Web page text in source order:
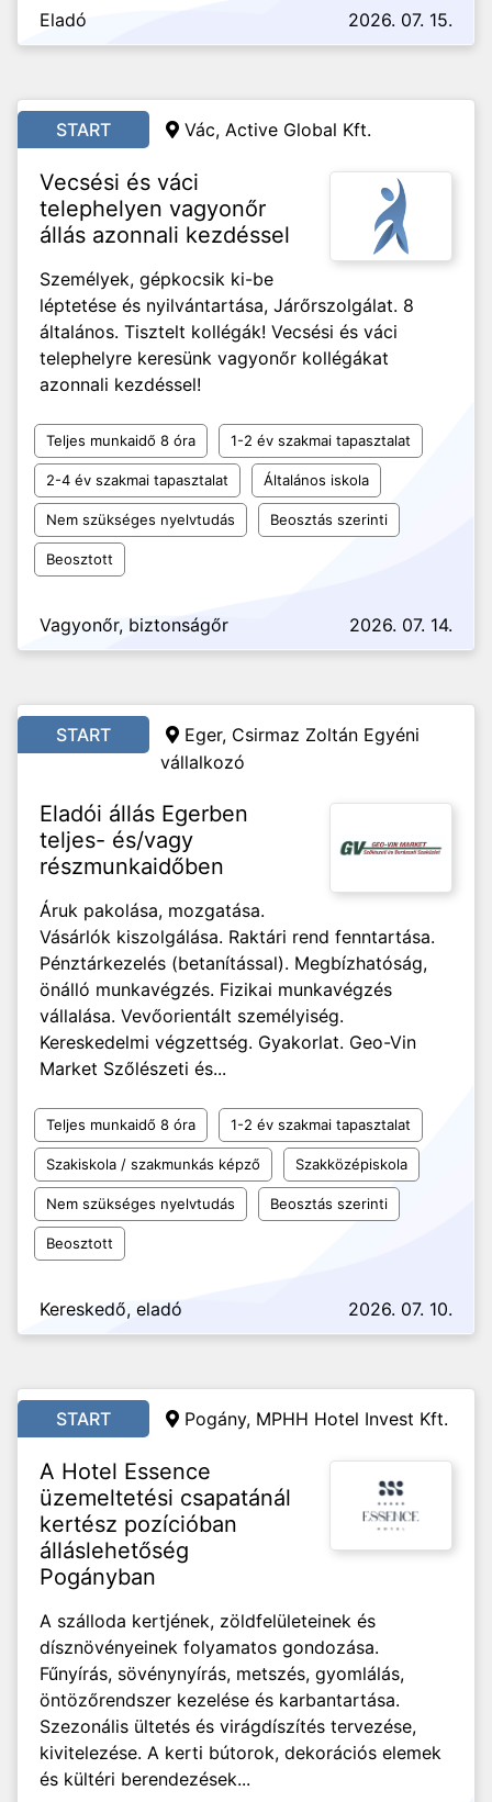
Eladó 2026. 07. 15.
START Vác, Active Global Kft.
Vecsési és váci
telephelyen vagyonőr
állás azonnali kezdéssel
Személyek, gépkocsik ki-be
léptetése és nyilvántartása, Járőrszolgálat. 8
általános. Tisztelt kollégák! Vecsési és váci
telephelyre keresünk vagyonőr kollégákat
azonnali kezdéssel!
Teljes munkaidő 8 óra 1-2 év szakmai tapasztalat
2-4 év szakmai tapasztalat Általános iskola
Nem szükséges nyelvtudás Beosztás szerinti
Beosztott
Vagyonőr, biztonságőr 2026. 07. 14.
START
Eger, Csirmaz Zoltán Egyéni
vállalkozó
Eladói állás Egerben
teljes- és/vagy
részmunkaidőben
Áruk pakolása, mozgatása.
Vásárlók kiszolgálása. Raktári rend fenntartása.
Pénztárkezelés (betanítással). Megbízhatóság,
önálló munkavégzés. Fizikai munkavégzés
vállalása. Vevőorientált személyiség.
Kereskedelmi végzettség. Gyakorlat. Geo-Vin
Market Szőlészeti és...
Teljes munkaidő 8 óra 1-2 év szakmai tapasztalat
Szakiskola / szakmunkás képző Szakközépiskola
Nem szükséges nyelvtudás Beosztás szerinti
Beosztott
Kereskedő, eladó 2026. 07. 10.
START Pogány, MPHH Hotel Invest Kft.
A Hotel Essence
üzemeltetési csapatánál
kertész pozícióban
álláslehetőség
Pogányban
A szálloda kertjének, zöldfelületeinek és
dísznövényeinek folyamatos gondozása.
Fűnyírás, sövénynyírás, metszés, gyomlálás,
öntözőrendszer kezelése és karbantartása.
Szezonális ültetés és virágdíszítés tervezése,
kivitelezése. A kerti bútorok, dekorációs elemek
és kültéri berendezések...